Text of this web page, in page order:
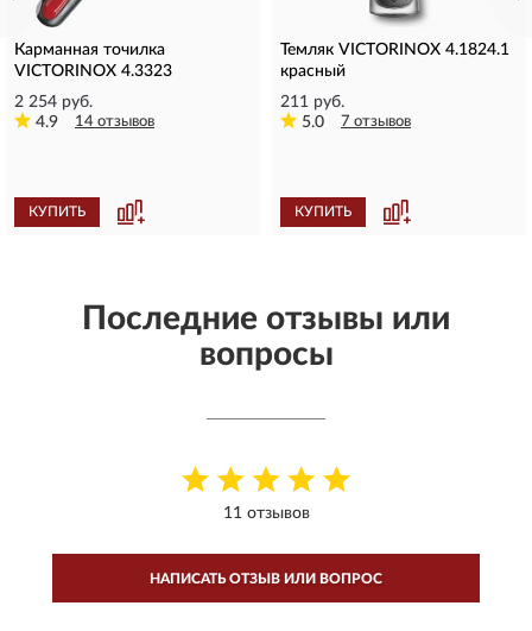
Карманная точилка
VICTORINOX 4.3323
2 254 руб.
4.9
14 отзывов
КУПИТЬ
Темляк VICTORINOX 4.1824.1
красный
211 руб.
5.0
7 отзывов
КУПИТЬ
Последние отзывы или
вопросы
11 отзывов
НАПИСАТЬ ОТЗЫВ ИЛИ ВОПРОС